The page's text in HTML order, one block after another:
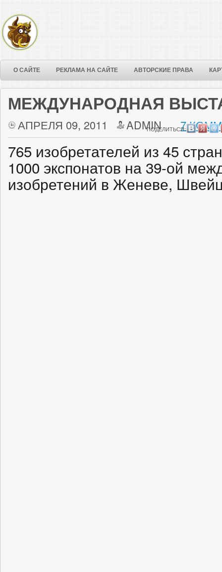
О САЙТЕ РЕКЛАМА НА САЙТЕ АВТОРСКИЕ ПРАВА
МЕЖДУНАРОДНАЯ
АПРЕЛЯ 09, 2011 ADMIN 7
ПОДЕЛИТЬСЯ:
765 изобретателей из 45
1000 экспонатов на 39-ой
изобретений в Женеве,